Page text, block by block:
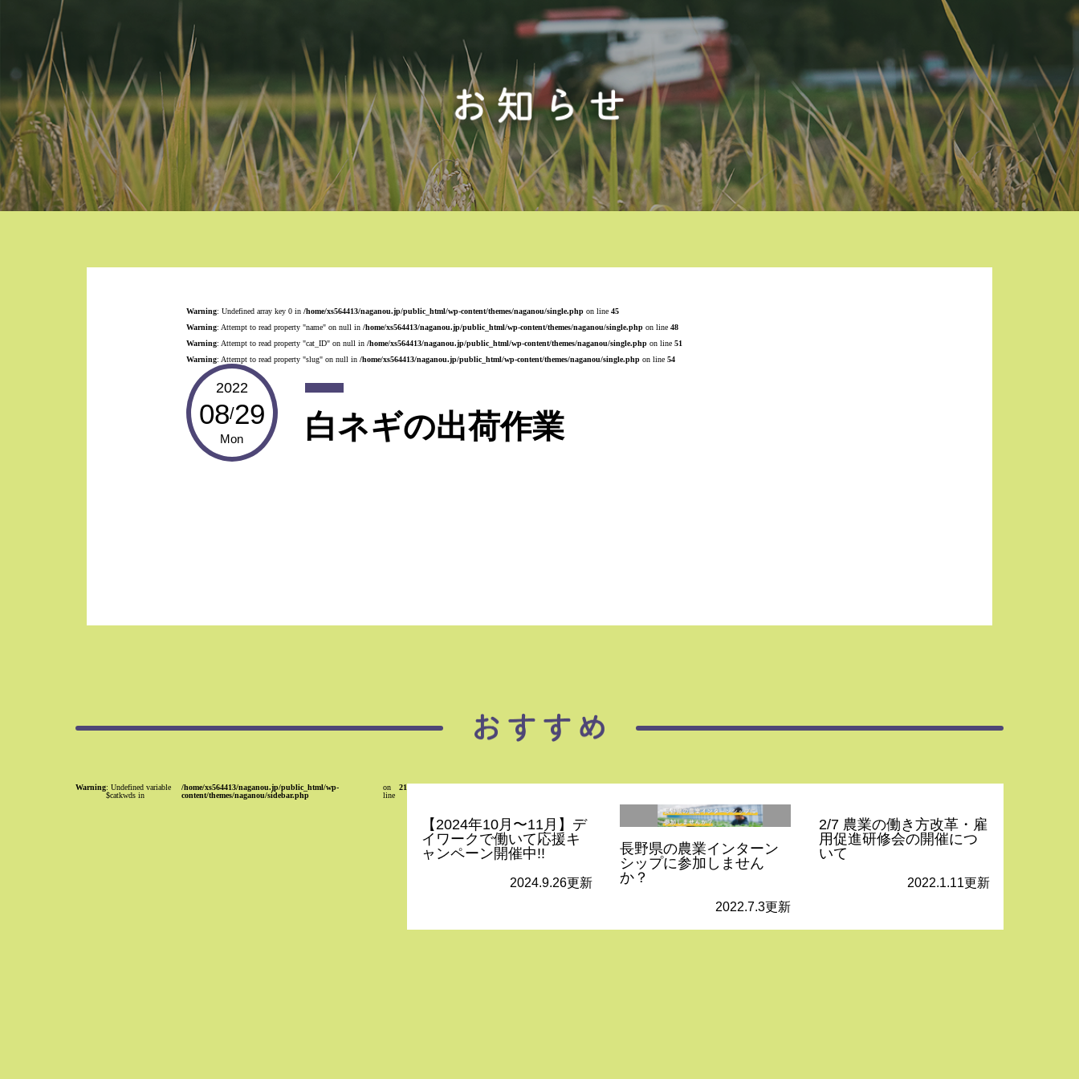
Warning: Undefined array key 0 in /home/xs564413/naganou.jp/public_html/wp-content/themes/naganou/single.phpon line 45
Warning: Attempt to read property "name" on null in /home/xs564413/naganou.jp/public_html/wp-content/themes/naganou/single.phpon line 48
Warning: Attempt to read property "cat_ID" on null in /home/xs564413/naganou.jp/public_html/wp-content/themes/naganou/single.phpon line 51
Warning: Attempt to read property "slug" on null in /home/xs564413/naganou.jp/public_html/wp-content/themes/naganou/single.phpon line 54
2022
08/29
Mon 白ネギの出荷作業
Warning: Undefined variable
$catkwds in
/home/xs564413/naganou.jp/public_html/wp-
content/themes/naganou/sidebar.php
on
line
21
【2024年10月〜11月】デ
イワークで働いて応援キ
ャンペーン開催中!!
2024.9.26更新
長野県の農業インターン
シップに参加しません
か？
2022.7.3更新
2/7 農業の働き方改革・雇
用促進研修会の開催につ
いて
2022.1.11更新